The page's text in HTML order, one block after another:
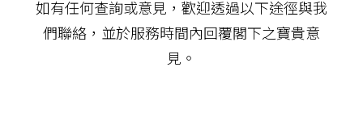
如有任何查詢或意見，歡迎透過以下途徑與我
們聯絡，並於服務時間內回覆閣下之寶貴意
見。